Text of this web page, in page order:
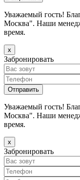
Уважаемый гость!
Москва". Наши
время.
х
Забронировать
Уважаемый гость!
Москва". Наши
время.
х
Забронировать